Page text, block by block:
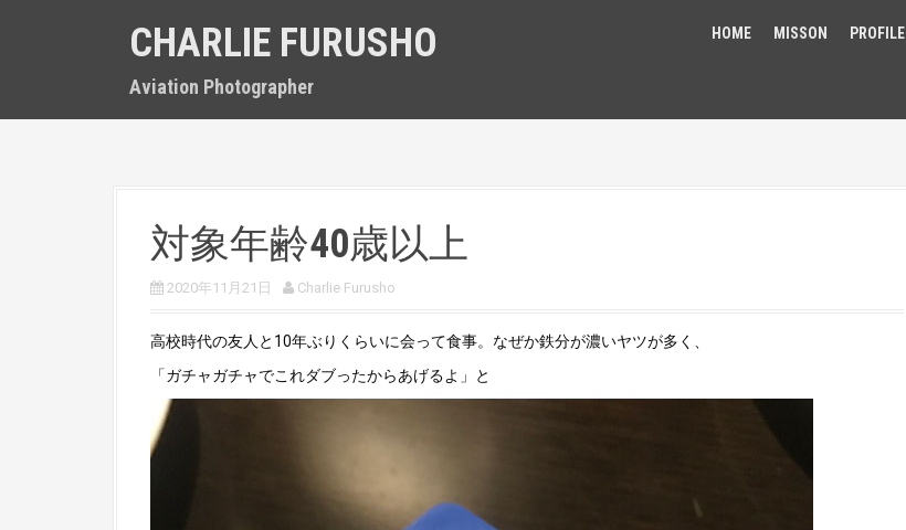
CHARLIE FURUSHO
Aviation Photographer
HOME MISSON PROFILE
対象年齢40歳以上
2020年11月21日 Charlie Furusho
高校時代の友人と10年ぶりくらいに会って食事。なぜか鉄分が濃いヤツが多く、
「ガチャガチャでこれダブったからあげるよ」と